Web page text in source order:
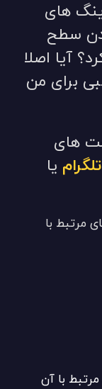
های
سطح
آیا اصلا
برای من
های
تلگرام یا
مرتبط با
با آن